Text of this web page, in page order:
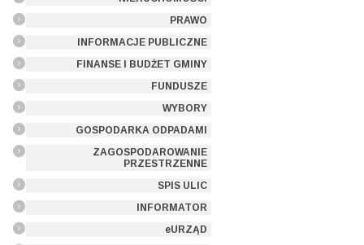
PRAWO
INFORMACJE PUBLICZNE
FINANSE I BUDŻET GMINY
FUNDUSZE
WYBORY
GOSPODARKA ODPADAMI
ZAGOSPODAROWANIE
PRZESTRZENNE
SPIS ULIC
INFORMATOR
eURZĄD